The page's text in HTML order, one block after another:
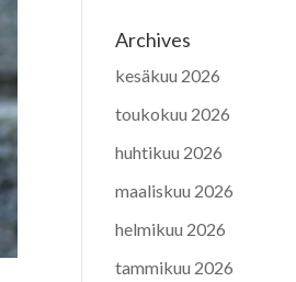
Archives
kesäkuu 2026
toukokuu 2026
huhtikuu 2026
maaliskuu 2026
helmikuu 2026
tammikuu 2026